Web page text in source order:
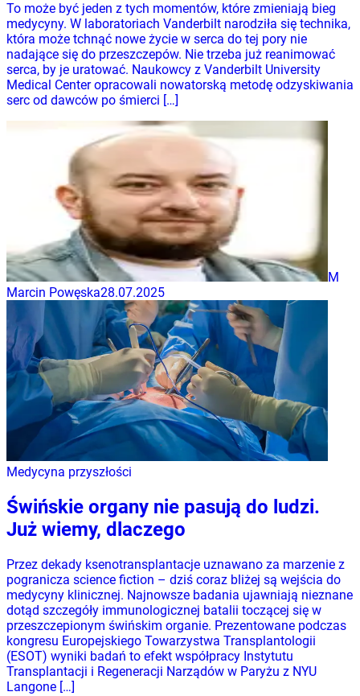
To może być jeden z tych momentów, które zmieniają bieg
medycyny. W laboratoriach Vanderbilt narodziła się technika,
która może tchnąć nowe życie w serca do tej pory nie
nadające się do przeszczepów. Nie trzeba już reanimować
serca, by je uratować. Naukowcy z Vanderbilt University
Medical Center opracowali nowatorską metodę odzyskiwania
serc od dawców po śmierci […]
M
Marcin Powęska28.07.2025
Medycyna przyszłości
Świńskie organy nie pasują do ludzi.
Już wiemy, dlaczego
Przez dekady ksenotransplantacje uznawano za marzenie z
pogranicza science fiction – dziś coraz bliżej są wejścia do
medycyny klinicznej. Najnowsze badania ujawniają nieznane
dotąd szczegóły immunologicznej batalii toczącej się w
przeszczepionym świńskim organie. Prezentowane podczas
kongresu Europejskiego Towarzystwa Transplantologii
(ESOT) wyniki badań to efekt współpracy Instytutu
Transplantacji i Regeneracji Narządów w Paryżu z NYU
Langone […]